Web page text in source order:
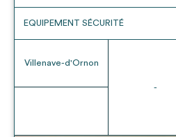
EQUIPEMENT SÉCURITÉ
Villenave-d'Ornon
-